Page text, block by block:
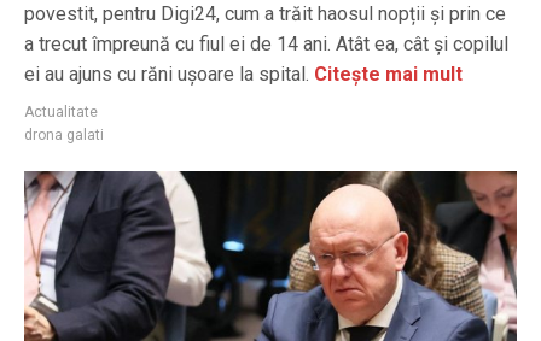
povestit, pentru Digi24, cum a trăit haosul nopții și prin ce
a trecut împreună cu fiul ei de 14 ani. Atât ea, cât și copilul
ei au ajuns cu răni ușoare la spital. Citește mai mult
Actualitate
drona galati